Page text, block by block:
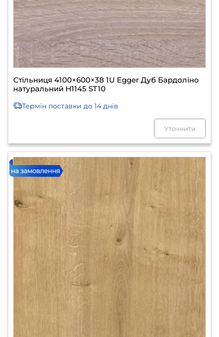
Стільниця 4100×600×38 1U Egger Дуб Бардоліно
натуральний H1145 ST10
Термін поставки до 14 днів
Уточнити